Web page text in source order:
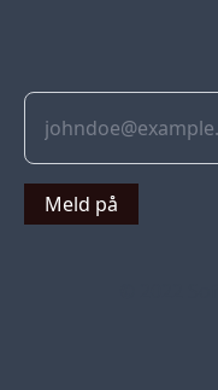
Meld på